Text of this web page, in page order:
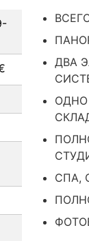
ДВА
СПА,